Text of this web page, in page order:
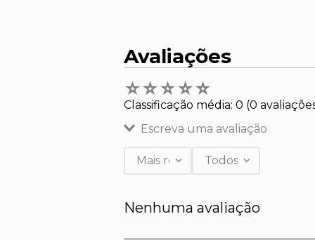
Avaliações
☆☆☆☆☆
Classificação média: 0 (0
Escreva uma avaliação
Título
Mais recentesTodos
Nenhuma avaliação